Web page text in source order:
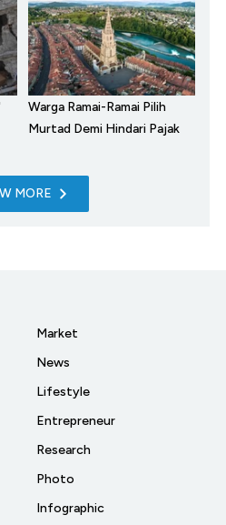
Warga Ramai-Ramai Pilih
Murtad Demi Hindari Pajak
MORE
Market
News
Lifestyle
Entrepreneur
Research
Photo
Infographic